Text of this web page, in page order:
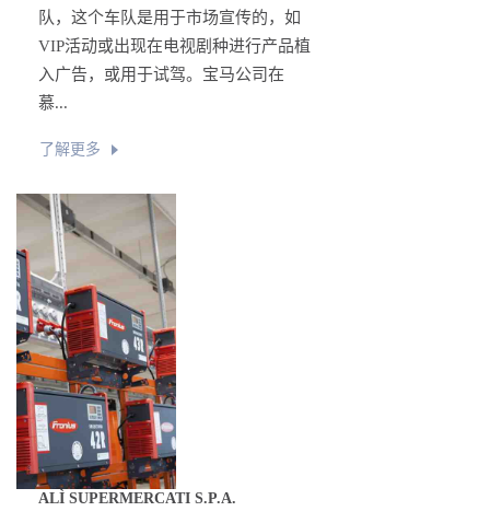
队，这个车队是用于市场宣传的，如
VIP活动或出现在电视剧种进行产品植
入广告，或用于试驾。宝马公司在
慕...
了解更多
ALÌ SUPERMERCATI S.P.A.